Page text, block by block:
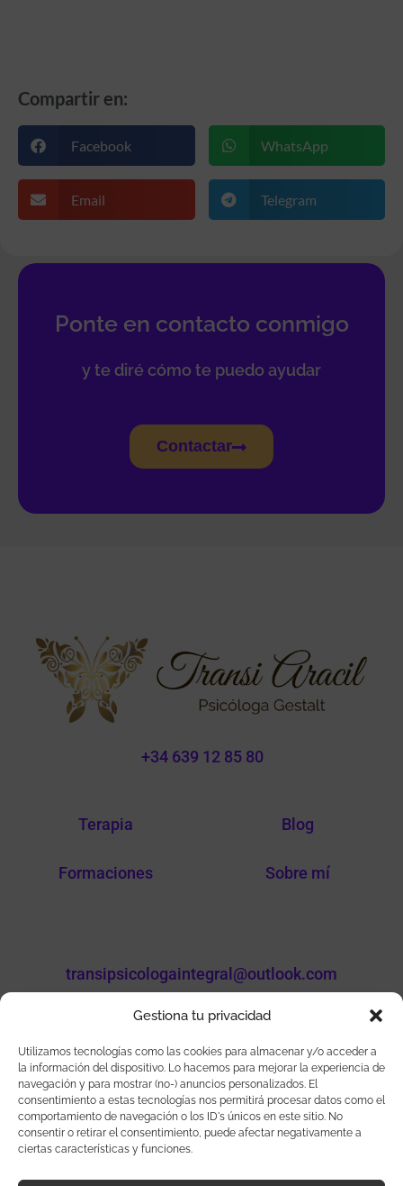
Gestiona tu privacidad
Utilizamos tecnologías como las cookies para almacenar y/o acceder a
la información del dispositivo. Lo hacemos para mejorar la experiencia de
navegación y para mostrar (no-) anuncios personalizados. El
consentimiento a estas tecnologías nos permitirá procesar datos como el
comportamiento de navegación o los ID's únicos en este sitio. No
consentir o retirar el consentimiento, puede afectar negativamente a
ciertas características y funciones.
Compartir en:
Facebook WhatsApp
Email Telegram
Ponte en contacto conmigo
y te diré cómo te puedo ayudar
Contactar
+34 639 12 85 80
Terapia
Formaciones
Blog
Sobre mí
transipsicologaintegral@outlook.com
Sigueme en mis redes